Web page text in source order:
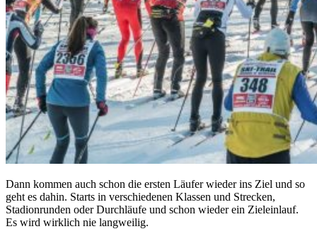
Dann kommen auch schon die ersten Läufer wieder ins Ziel und so
geht es dahin. Starts in verschiedenen Klassen und Strecken,
Stadionrunden oder Durchläufe und schon wieder ein Zieleinlauf.
Es wird wirklich nie langweilig.